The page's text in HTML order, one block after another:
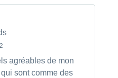
agréables de mon
sont comme des